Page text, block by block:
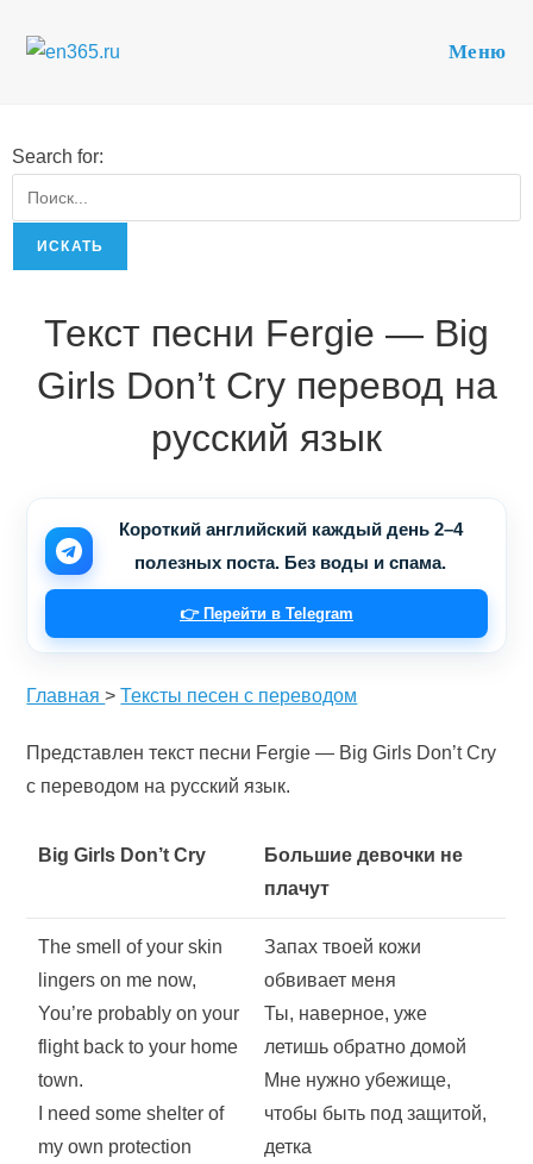
Меню
Search for:
Текст песни Fergie — Big
Girls Don’t Cry перевод на
русский язык
Короткий английский каждый день 2–4
полезных поста. Без воды и спама.
👉 Перейти в Telegram
Главная>Тексты песен с переводом
Представлен текст песни Fergie — Big Girls Don’t Cry
с переводом на русский язык.
Big Girls Don’t Cry
Большие девочки не
плачут
The smell of your skin
lingers on me now,
You’re probably on your
flight back to your home
town.
I need some shelter of
my own protection
Запах твоей кожи
обвивает меня
Ты, наверное, уже
летишь обратно домой
Мне нужно убежище,
чтобы быть под защитой,
детка